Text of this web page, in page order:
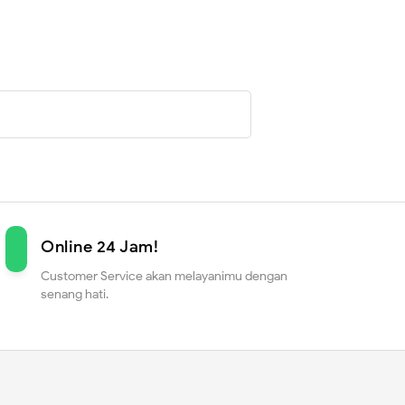
Online 24 Jam!
Customer Service akan melayanimu dengan
senang hati.